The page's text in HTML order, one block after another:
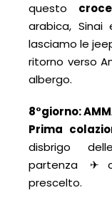
questo
arabica,
lasciamo le
ritorno verso
albergo.
8°giorno:
Prima
disbrigo
partenza ✈
prescelto.